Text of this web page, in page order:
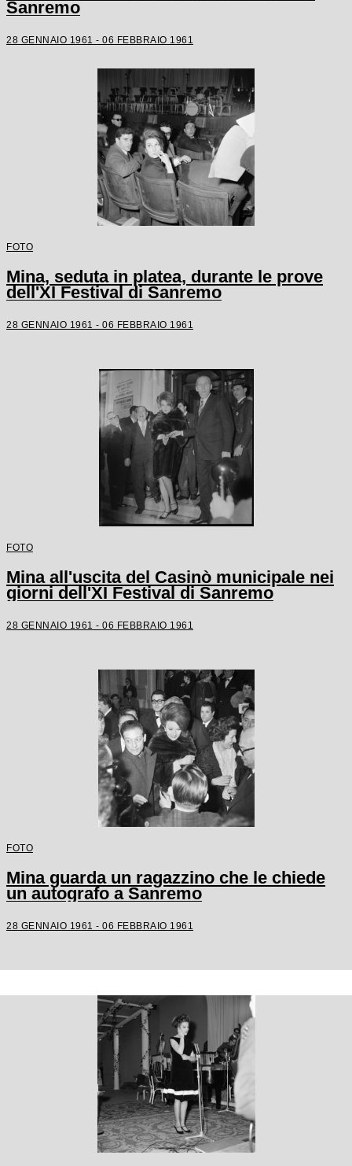
Sanremo
28 GENNAIO 1961 - 06 FEBBRAIO 1961
FOTO
Mina, seduta in platea, durante le prove
dell'XI Festival di Sanremo
28 GENNAIO 1961 - 06 FEBBRAIO 1961
FOTO
Mina all'uscita del Casinò municipale nei
giorni dell'XI Festival di Sanremo
28 GENNAIO 1961 - 06 FEBBRAIO 1961
FOTO
Mina guarda un ragazzino che le chiede
un autografo a Sanremo
28 GENNAIO 1961 - 06 FEBBRAIO 1961